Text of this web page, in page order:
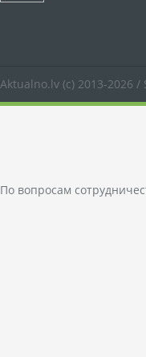
Aktualno.lv (c) 2013-2026 /
По вопросам